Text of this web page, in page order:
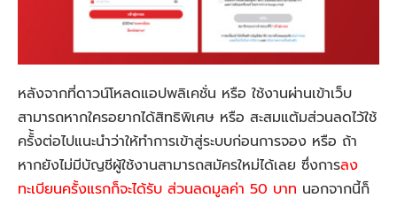
หลังจากที่ดาวน์โหลดแอปพลิเคชั่น หรือ ใช้งานผ่านเข้าเว็บ
สามารถหากใครอยากได้สิทธิพิเศษ หรือ สะสมแต้มส่วนลดไว้ใช้
ครั้้งต่อไปแนะนำว่าให้ทำการเข้าสู่ระบบก่อนการจอง หรือ ถ้า
หากยังไม่มีบัญชีผู้ใช้งานสามารถสมัครใหม่ได้เลย ซึ่งการลง
ทะเบียนครั้งแรกก็จะได้รับ ส่วนลดมูลค่า 50 บาท นอกจากนี้ก็